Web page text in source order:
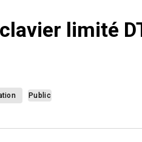
limité
Public